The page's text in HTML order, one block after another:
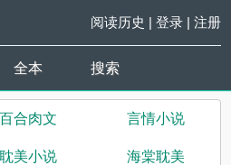
阅读历史 | 登录| 注册
全本 搜索
百合肉文 言情小说
耽美小说 海棠耽美